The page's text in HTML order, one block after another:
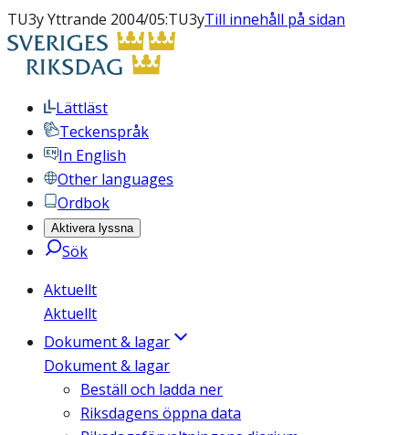
TU3y Yttrande 2004/05:TU3yTill innehåll på sidan
Lättläst
Teckenspråk
In English
Other languages
Ordbok
Aktivera lyssna
Sök
Aktuellt
Aktuellt
Dokument & lagar
Dokument & lagar
Beställ och ladda ner
Riksdagens öppna data